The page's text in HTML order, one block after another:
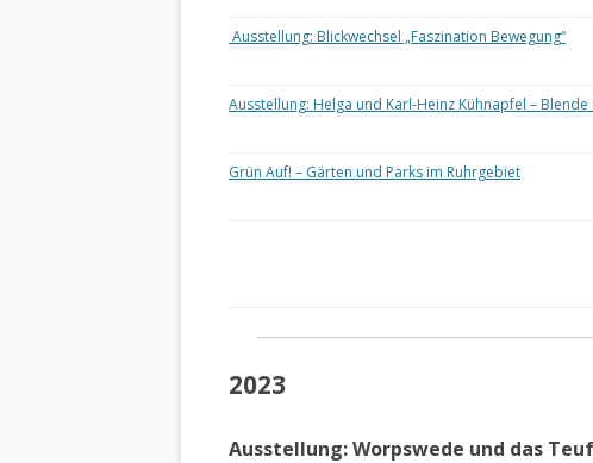
Ausstellung: Blickwechsel „Faszination Bewegung“
Ausstellung: Helga und Karl-Heinz Kühnapfel – Blende
Grün Auf! – Gärten und Parks im Ruhrgebiet
2023
Ausstellung: Worpswede und das